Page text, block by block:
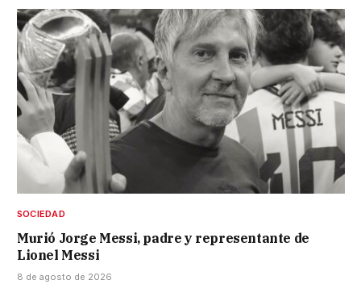
SOCIEDAD
Murió Jorge Messi, padre y representante de
Lionel Messi
8 de agosto de 2026